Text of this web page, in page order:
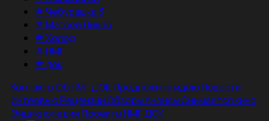
#Чебурашка 3
#Матвей Лыков
#Холод
#НМГ
#док
КонтактыОб НМГ ДОКПредложите идеюНовости
ИнтервьюРецензииОбзорыАнонсыСнимается кино
ЭнциклопедияПроекты НМГ ДОК